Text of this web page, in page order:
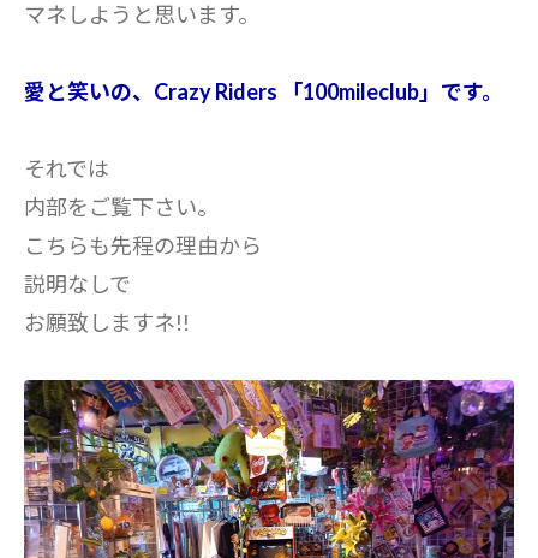
マネしようと思います。
愛と笑いの、Crazy Riders 「100mileclub」です。
それでは
内部をご覧下さい。
こちらも先程の理由から
説明なしで
お願致しますネ!!